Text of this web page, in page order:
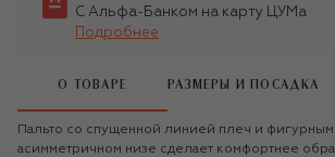
С Альфа-Банком на карту ЦУМа
Подробнее
О ТОВАРЕ РАЗМЕРЫ И ПОСАДКА
Пальто со спущенной линией плеч и
асимметричном низе сделает комфортнее